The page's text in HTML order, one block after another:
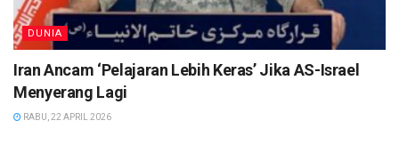
DUNIA
Iran Ancam ‘Pelajaran Lebih Keras’ Jika AS-Israel
Menyerang Lagi
RABU, 22 APRIL 2026